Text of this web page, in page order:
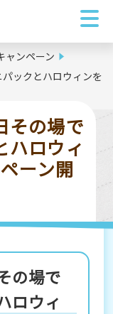
ャンペーン
ックとハロウィンを
その場で
ハロウィ
ーン開
の場で
ロウィ